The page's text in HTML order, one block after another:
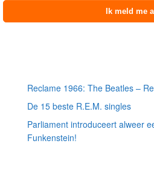
Reclame 1966: The Beatles –
De 15 beste R.E.M. singles
Parliament introduceert alweer
Funkenstein!